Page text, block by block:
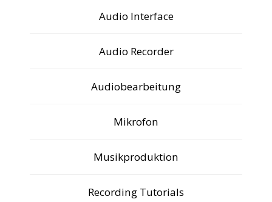
Audio Interface
Audio Recorder
Audiobearbeitung
Mikrofon
Musikproduktion
Recording Tutorials